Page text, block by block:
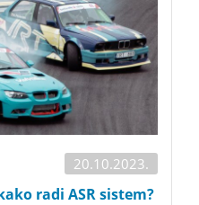
20.10.2023.
radi ASR sistem?